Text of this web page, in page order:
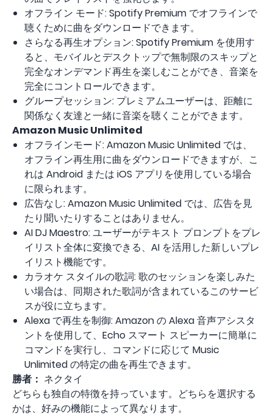
オフライン モード: Spotify Premium でオフラインで
聴くために曲をダウンロードできます。
さらなる再生オプション: Spotify Premium を使用す
ると、モバイルとデスクトップで無制限のスキップと
完全なオンデマンド再生を楽しむことができ、音楽を
完全にコントロールできます。
グループセッション: プレミアムユーザーは、距離に
関係なく友達と一緒に音楽を聴くことができます。
Amazon Music Unlimited
オフラインモード: Amazon Music Unlimited では、
オフライン再生用に曲をダウンロードできますが、こ
れは Android または iOS アプリを使用している場合
に限られます。
広告なし: Amazon Music Unlimited では、広告を見
たり聞いたりすることはありません。
AI DJ Maestro: ユーザーがテキスト プロンプトをプレ
イリスト全体に変換できる、AI を活用した新しいプレ
イリスト機能です。
カラオケ スタイルの歌詞: 歌のセッションを楽しみた
い場合は、同期された歌詞が含まれているこのサービ
スが役に立ちます。
Alexa で再生を制御: Amazon の Alexa 音声アシスタ
ントを使用して、Echo スマート スピーカーに簡単に
コマンドを実行し、コマンドに応じて Music
Unlimited の特定の曲を再生できます。
勝者： ネクタイ
どちらも独自の特徴を持っています。どちらを選択する
かは、好みの機能によって異なります。